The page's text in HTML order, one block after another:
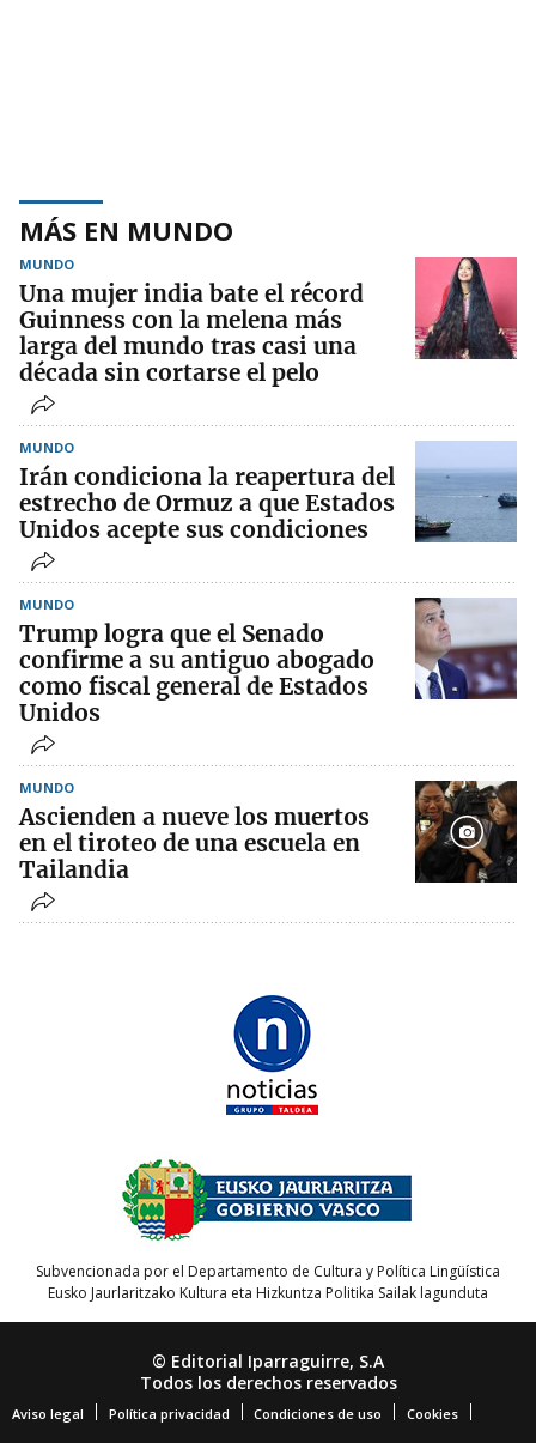
MÁS EN MUNDO
MUNDO
Una mujer india bate el récord
Guinness con la melena más
larga del mundo tras casi una
década sin cortarse el pelo
MUNDO
Irán condiciona la reapertura del
estrecho de Ormuz a que Estados
Unidos acepte sus condiciones
MUNDO
Trump logra que el Senado
confirme a su antiguo abogado
como fiscal general de Estados
Unidos
MUNDO
Ascienden a nueve los muertos
en el tiroteo de una escuela en
Tailandia
Subvencionada por el Departamento de Cultura y Política Lingüística
Eusko Jaurlaritzako Kultura eta Hizkuntza Politika Sailak lagunduta
© Editorial Iparraguirre, S.A
Todos los derechos reservados
Aviso legal Política privacidad Condiciones de uso Cookies